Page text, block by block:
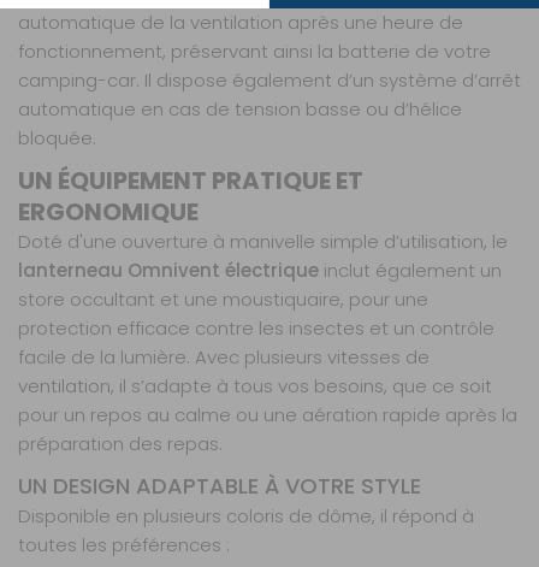
Translucide
Référence :
008734
Teinte vitrage :
Prix :
Disponibilité :
Retrait Magasin
DISPONIBLE IMMÉDIATEMENT
AJOUTER AU PANIER
automatique de la ventilation après une heure de
fonctionnement, préservant ainsi la batterie de votre
camping-car. Il dispose également d’un système d’arrêt
automatique en cas de tension basse ou d’hélice
bloquée.
UN ÉQUIPEMENT PRATIQUE ET
ERGONOMIQUE
Doté d'une ouverture à manivelle simple d’utilisation, le
lanterneau Omnivent électrique inclut également un
store occultant et une moustiquaire, pour une
protection efficace contre les insectes et un contrôle
facile de la lumière. Avec plusieurs vitesses de
ventilation, il s’adapte à tous vos besoins, que ce soit
pour un repos au calme ou une aération rapide après la
préparation des repas.
UN DESIGN ADAPTABLE À VOTRE STYLE
Disponible en plusieurs coloris de dôme, il répond à
toutes les préférences :